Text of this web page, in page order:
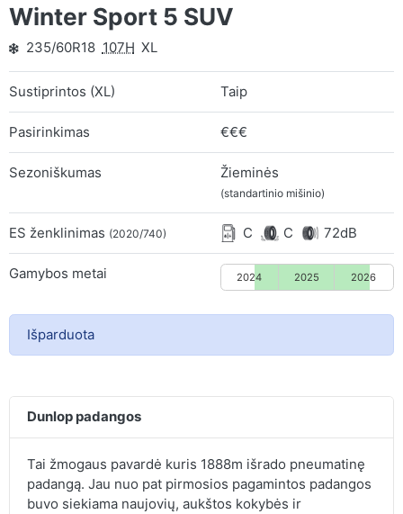
Winter Sport 5 SUV
235/60R18 107H XL
Sustiprintos (XL) Taip
Pasirinkimas €€€
Sezoniškumas Žieminės
(standartinio mišinio)
ES ženklinimas (2020/740) C C 72dB
Gamybos metai 2024 2025 2026
Išparduota
Dunlop padangos
Tai žmogaus pavardė kuris 1888m išrado pneumatinę
padangą. Jau nuo pat pirmosios pagamintos padangos
buvo siekiama naujovių, aukštos kokybės ir